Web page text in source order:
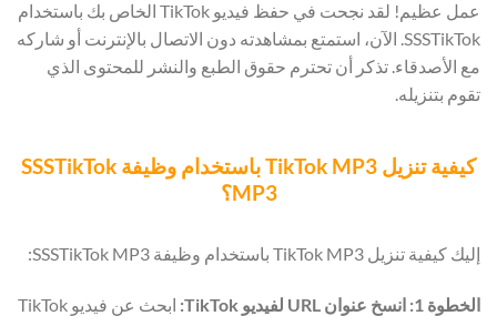
عمل عظيم! لقد نجحت في حفظ فيديو TikTok الخاص بك باستخدام
SSSTikTok. الآن، استمتع بمشاهدته دون الاتصال بالإنترنت أو شاركه
مع الأصدقاء. تذكر أن تحترم حقوق الطبع والنشر للمحتوى الذي
تقوم بتنزيله.
كيفية تنزيل TikTok MP3 باستخدام وظيفة SSSTikTok
MP3؟
إليك كيفية تنزيل TikTok MP3 باستخدام وظيفة SSSTikTok MP3:
الخطوة 1: انسخ عنوان URL لفيديو TikTok:
ابحث عن فيديو TikTok